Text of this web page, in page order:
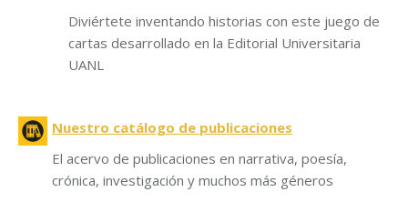
Diviértete inventando historias con este juego de
cartas desarrollado en la Editorial Universitaria
UANL
Nuestro catálogo de publicaciones
El acervo de publicaciones en narrativa, poesía,
crónica, investigación y muchos más géneros